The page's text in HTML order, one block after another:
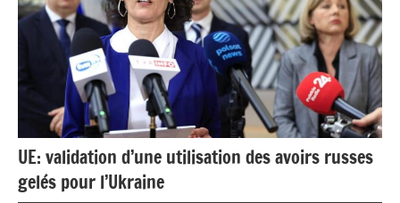
UE: validation d’une utilisation des avoirs russes
gelés pour l’Ukraine